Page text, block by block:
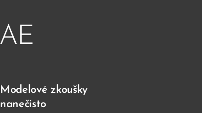
Modelové zkoušky
nanečisto